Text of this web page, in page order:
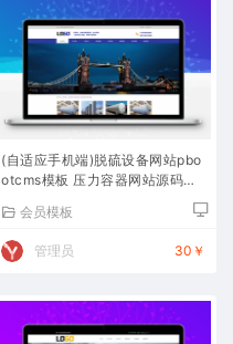
(自适应手机端)脱硫设备网站pbo
otcms模板 压力容器网站源码下
会员模板
管理员 30￥